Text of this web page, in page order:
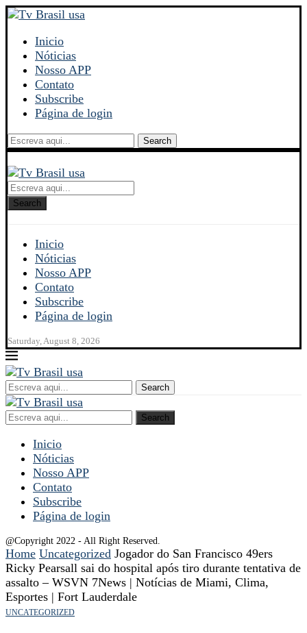
Inicio
Nóticias
Nosso APP
Contato
Subscribe
Página de login
Search
Search
Inicio
Nóticias
Nosso APP
Contato
Subscribe
Página de login
Saturday, August 8, 2026
Search
Search
Inicio
Nóticias
Nosso APP
Contato
Subscribe
Página de login
@Copyright 2022 - All Right Reserved.
Home Uncategorized Jogador do San Francisco 49ers
Ricky Pearsall sai do hospital após tiro durante tentativa de
assalto – WSVN 7News | Notícias de Miami, Clima,
Esportes | Fort Lauderdale
UNCATEGORIZED